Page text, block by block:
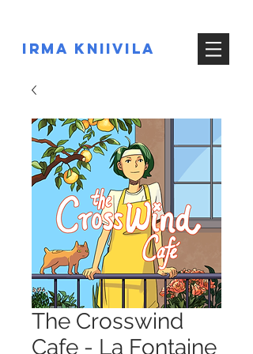
IRMA KNIIVILA
The Crosswind
Cafe - La Fontaine